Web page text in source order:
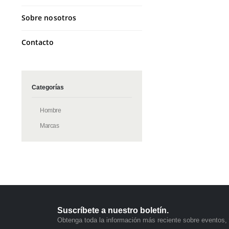
Sobre nosotros
Contacto
Categorías
Hombre
Marcas
Suscríbete a nuestro boletín.
Obtenga toda la información más reciente sobre